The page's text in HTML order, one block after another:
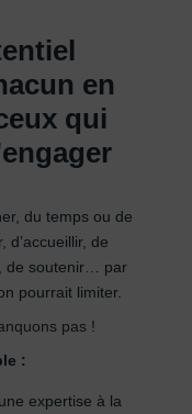
en
qui
du temps ou de
d’accueillir, de
de soutenir… par
pourrait limiter.
pas !
:
expertise à la